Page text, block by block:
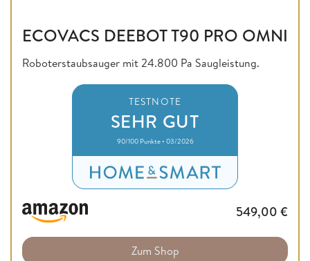
ECOVACS DEEBOT T90 PRO OMNI
Roboterstaubsauger mit 24.800 Pa Saugleistung.
TESTNOTE
SEHR GUT
90/100 Punkte • 03/2026
549,00 €
Zum Shop